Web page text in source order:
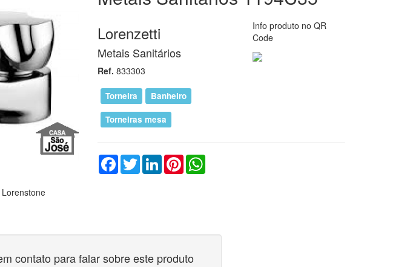
Lorenzetti
Metais Sanitários
Ref. 833303
Torneira Banheiro
Torneiras mesa
Info produto no QR
Code
Facebook
TwitterLinkedInPinterest
contato para falar sobre este produto